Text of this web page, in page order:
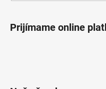
Prijímame online